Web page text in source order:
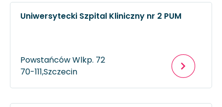
Uniwersytecki Szpital Kliniczny nr 2 PUM
Powstańców Wlkp. 72
70-111,Szczecin